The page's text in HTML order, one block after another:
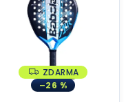
Z
D
A
ZDARMA
–26 %